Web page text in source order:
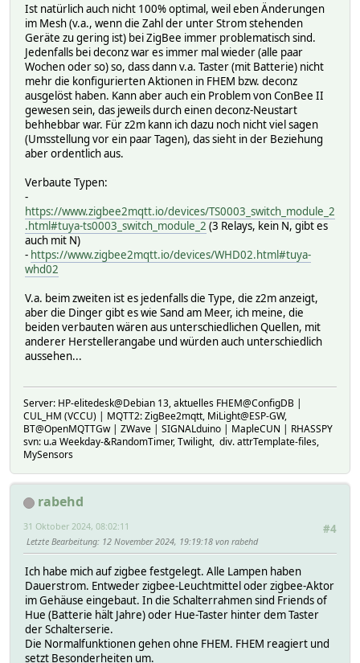
Ist natürlich auch nicht 100% optimal, weil eben Änderungen
im Mesh (v.a., wenn die Zahl der unter Strom stehenden
Geräte zu gering ist) bei ZigBee immer problematisch sind.
Jedenfalls bei deconz war es immer mal wieder (alle paar
Wochen oder so) so, dass dann v.a. Taster (mit Batterie) nicht
mehr die konfigurierten Aktionen in FHEM bzw. deconz
ausgelöst haben. Kann aber auch ein Problem von ConBee II
gewesen sein, das jeweils durch einen deconz-Neustart
behhebbar war. Für z2m kann ich dazu noch nicht viel sagen
(Umsstellung vor ein paar Tagen), das sieht in der Beziehung
aber ordentlich aus.
Verbaute Typen:
-
https://www.zigbee2mqtt.io/devices/TS0003_switch_module_2
.html#tuya-ts0003_switch_module_2 (3 Relays, kein N, gibt es
auch mit N)
- https://www.zigbee2mqtt.io/devices/WHD02.html#tuya-
whd02
V.a. beim zweiten ist es jedenfalls die Type, die z2m anzeigt,
aber die Dinger gibt es wie Sand am Meer, ich meine, die
beiden verbauten wären aus unterschiedlichen Quellen, mit
anderer Herstellerangabe und würden auch unterschiedlich
aussehen...
Server: HP-elitedesk@Debian 13, aktuelles FHEM@ConfigDB |
CUL_HM (VCCU) | MQTT2: ZigBee2mqtt, MiLight@ESP-GW,
BT@OpenMQTTGw | ZWave | SIGNALduino | MapleCUN | RHASSPY
svn: u.a Weekday-&RandomTimer, Twilight, div. attrTemplate-files,
MySensors
rabehd
#4
31 Oktober 2024, 08:02:11
Letzte Bearbeitung: 12 November 2024, 19:19:18 von rabehd
Ich habe mich auf zigbee festgelegt. Alle Lampen haben
Dauerstrom. Entweder zigbee-Leuchtmittel oder zigbee-Aktor
im Gehäuse eingebaut. In die Schalterrahmen sind Friends of
Hue (Batterie hält Jahre) oder Hue-Taster hinter dem Taster
der Schalterserie.
Die Normalfunktionen gehen ohne FHEM. FHEM reagiert und
setzt Besonderheiten um.